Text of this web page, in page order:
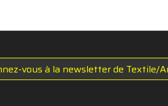
vous à la newsletter de Textile/